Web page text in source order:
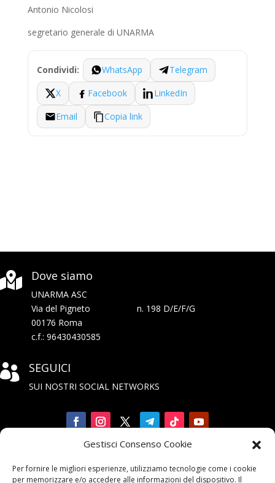
Gestisci Consenso Cookie
Per fornire le migliori esperienze, utilizziamo tecnologie come i cookie
per memorizzare e/o accedere alle informazioni del dispositivo. Il
Antonio Nicolosi
segretario generale di UNARMA
Condividi: WhatsApp
Telegram
X
Facebook
LinkedIn
Email
Copia link
 Dove siamo
UNARMA ASC
Via del Pigneto n. 198 D/E/F/G
00176 Roma
c.f.: 96430430585
 SEGUICI
SUI NOSTRI SOCIAL NETWORKS

alla Newsletter